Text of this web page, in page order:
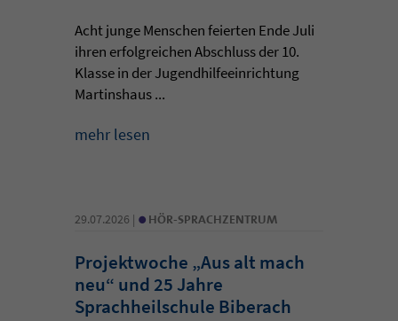
Acht junge Menschen feierten Ende Juli
ihren erfolgreichen Abschluss der 10.
Klasse in der Jugendhilfeeinrichtung
Martinshaus ...
mehr lesen
29.07.2026 | • HÖR-SPRACHZENTRUM
Projektwoche „Aus alt mach
neu“ und 25 Jahre
Sprachheilschule Biberach